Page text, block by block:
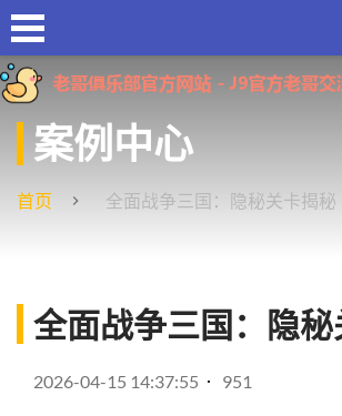
案例中心
首页 全面战争三国：隐秘关卡揭秘
全面战争三国：隐
2026-04-15 14:37:55 951